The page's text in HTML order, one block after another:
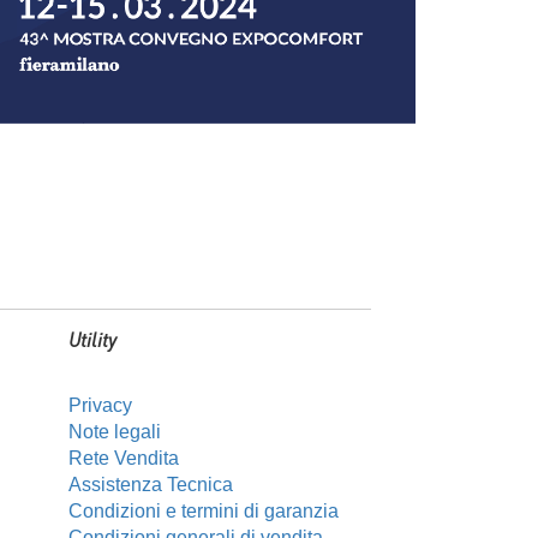
Utility
Privacy
Note legali
Rete Vendita
Assistenza Tecnica
Condizioni e termini di garanzia